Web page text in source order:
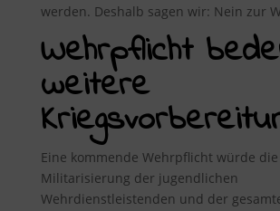
werden. Deshalb sagen wir: Nein zur
Wehrpflicht
weitere
Eine kommende Wehrpflicht würde die
Militarisierung der jugendlichen
Wehrdienstleistenden und der